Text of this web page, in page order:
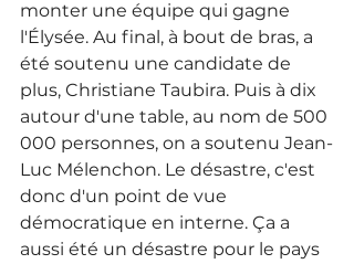
monter une équipe qui gagne
l'Élysée. Au final, à bout de bras, a
été soutenu une candidate de
plus, Christiane Taubira. Puis à dix
autour d'une table, au nom de 500
000 personnes, on a soutenu Jean-
Luc Mélenchon. Le désastre, c'est
donc d'un point de vue
démocratique en interne. Ça a
aussi été un désastre pour le pays